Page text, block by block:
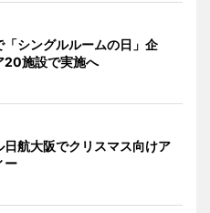
「シングルルームの日」企
施設で実施へ
日航大阪でクリスマス向けア
ー